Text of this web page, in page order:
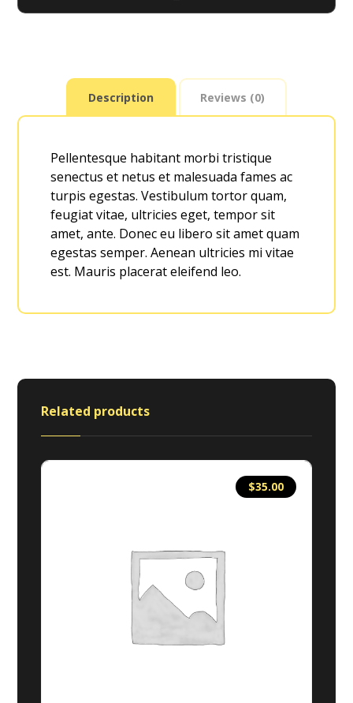
Description Reviews (0)
Pellentesque habitant morbi tristique
senectus et netus et malesuada fames ac
turpis egestas. Vestibulum tortor quam,
feugiat vitae, ultricies eget, tempor sit
amet, ante. Donec eu libero sit amet quam
egestas semper. Aenean ultricies mi vitae
est. Mauris placerat eleifend leo.
Related products
$35.00